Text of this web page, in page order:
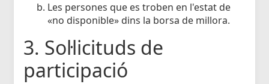
Les persones que es troben en l'estat de
«no disponible» dins la borsa de millora.
3. Sol·licituds de
participació